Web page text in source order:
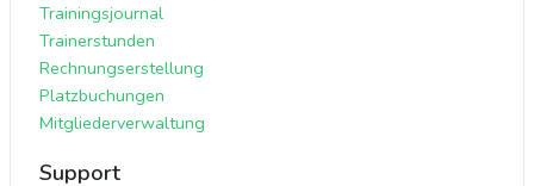
Trainingsjournal
Trainerstunden
Rechnungserstellung
Platzbuchungen
Mitgliederverwaltung
Support